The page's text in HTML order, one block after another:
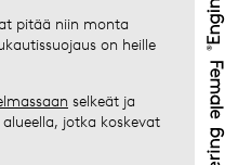
pitää niin monta
on heille
selkeät ja
jotka koskevat